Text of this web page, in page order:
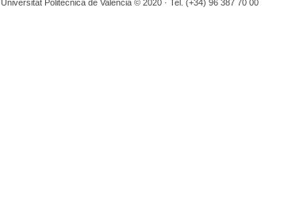
Universitat Politècnica de València © 2020 · Tel. (+34) 96 387 70 00